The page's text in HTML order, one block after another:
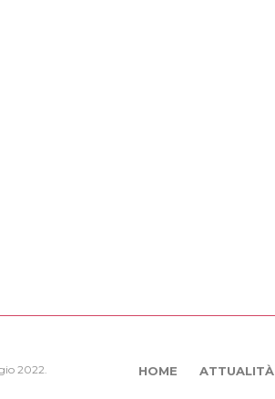
2022.
HOME ATTUALITÀ